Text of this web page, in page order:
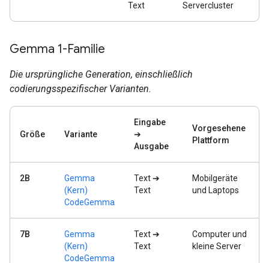
Text
Servercluster
Gemma 1-Familie
Die ursprüngliche Generation, einschließlich
codierungsspezifischer Varianten.
Größe Variante
Eingabe
➔
Ausgabe
Vorgesehene
Plattform
2B
Gemma
(Kern)
CodeGemma
Text ➔
Text
Mobilgeräte
und Laptops
7B
Gemma
(Kern)
CodeGemma
Text ➔
Text
Computer und
kleine Server